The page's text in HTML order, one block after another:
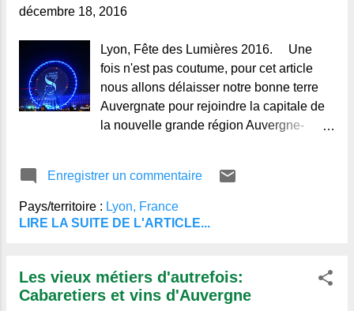
décembre 18, 2016
Lyon, Fête des Lumières 2016. Une
fois n'est pas coutume, pour cet article
nous allons délaisser notre bonne terre
Auvergnate pour rejoindre la capitale de
la nouvelle grande région Auvergne-
ses plus beaux habits de lumières
pendant ces trois jours. Même si pour des
raisons de sécurité, état d'urgence oblige,
Enregistrer un commentaire
Pays/territoire : Lyon, France
LIRE LA SUITE DE L'ARTICLE...
Les vieux métiers d'autrefois:
Cabaretiers et vins d'Auvergne